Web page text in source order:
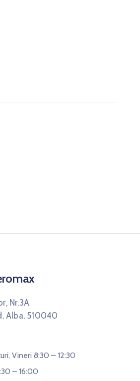
Nr.3A
Alba, 510040
Vineri 8:30 – 12:30
– 16:00